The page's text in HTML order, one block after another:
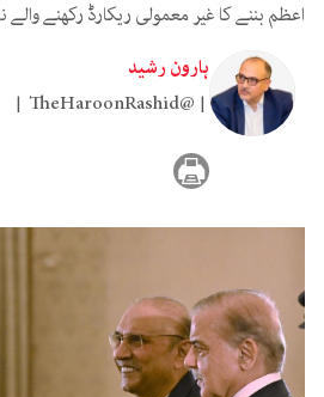
اعظم بننے کا غیر معمولی ریکارڈ رکھنے
ہارون رشید
TheHaroonRashid@